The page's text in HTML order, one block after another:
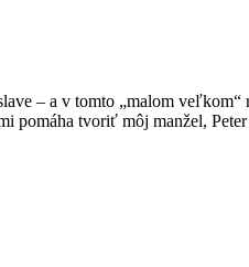
– a v tomto „malom
pomáha tvoriť môj manžel,